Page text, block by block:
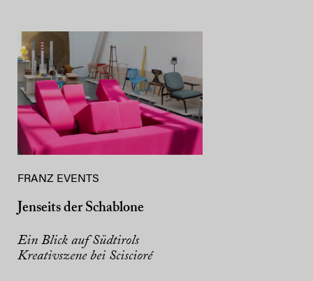
FRANZ EVENTS
Jenseits der Schablone
Ein Blick auf Südtirols
Kreativszene bei Sciscioré